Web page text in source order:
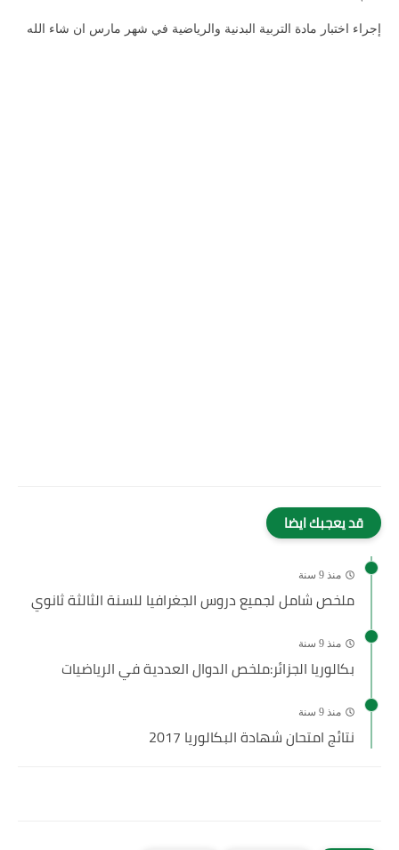
إجراء اختبار مادة التربية البدنية والرياضية في شهر مارس ان شاء الله
قد يعجبك ايضا
منذ 9 سنة
ملخص شامل لجميع دروس الجغرافيا للسنة الثالثة ثانوي
منذ 9 سنة
بكالوريا الجزائر:ملخص الدوال العددية في الرياضيات
منذ 9 سنة
نتائج امتحان شهادة البكالوريا 2017